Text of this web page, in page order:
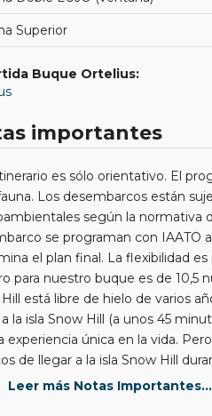
Superior
Buque Ortelius:
importantes
es sólo orientativo. El
Los desembarcos están
según la normativa
se programan con IAATO
el plan final. La flexibilidad
para nuestro buque es de 10,5
está libre de hielo de varios
la isla Snow Hill (a unos 45
experiencia única en la vida.
de llegar a la isla Snow Hill
2017 a 2019, 2022 a 2024,
Leer más Notas Importantes...